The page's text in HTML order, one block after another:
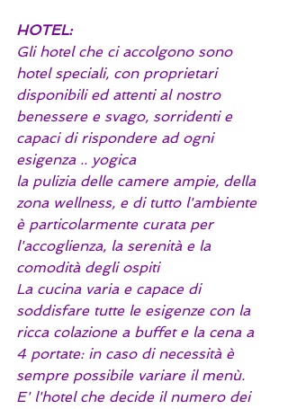
HOTEL:
Gli hotel che ci accolgono sono
hotel speciali, con proprietari
disponibili ed attenti al nostro
benessere e svago, sorridenti e
capaci di rispondere ad ogni
esigenza .. yogica
la pulizia delle camere ampie, della
zona wellness, e di tutto l'ambiente
è particolarmente curata per
l'accoglienza, la serenità e la
comodità degli ospiti
La cucina varia e capace di
soddisfare tutte le esigenze con la
ricca colazione a buffet e la cena a
4 portate: in caso di necessità è
sempre possibile variare il menù.
E' l'hotel che decide il numero dei